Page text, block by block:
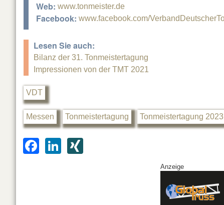
Web: www.tonmeister.de
Facebook: www.facebook.com/
Lesen Sie auch:
Bilanz der 31. Tonmeistertagung
Impressionen von der TMT 2021
VDT
Messen Tonmeistertagung Tonmeistertagung 2023
F
Li
Anzeige